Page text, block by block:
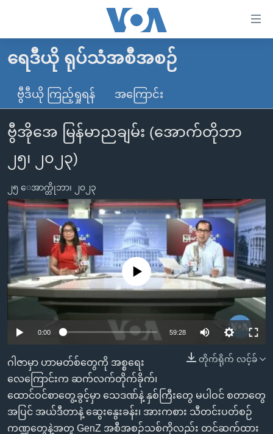
လွယ်ကူ
သည့်
Link
များ
ပင်မ
သို့
ကျော်
ကြည့်
ပင်မ
ညွန်း
ကြည့်
ရန်
ရှာဖွေ
ရန်
နေရာ
မူလစာမျက်နှာ
မြန်မာ
ကမ္ဘာ့သတင်းများ
နိုင်ငံတကာ
အစ္စရေး-ပါလက်စတိုင်း
ဗွီဒီယို
သတင်းလွတ်လပ်ခွင့်
ရပ်ဝန်းတခု လမ်းတခု အလွန်
အင်္ဂလိပ်စာလေ့လာမယ်
အမေရိကန်သုံးအီဒီယံ
မကြေးမုံရဲ့ အင်္ဂလိပ်စာ
ရုပ်ရှင်ထဲက အင်္ဂလိပ်စာ
သုတပဒေသာ အင်္ဂလိပ်စာ
အပတ်စဉ်ကဏ္ဍများ
ရေဒီယို
တီဗွီ
ရေဒီယိုနှင့်ရုပ်သံ အချက်အလက်များ
ရေဒီယို/တီဗွီအစီအစဉ်
Learning English
ဗွီအိုအေ လူမှုကွန်ယက်များ
ဘာသာစကားများ
ရေဒီယို ရုပ်သံအစီအစဉ်
ဗွီဒီယို ကြည့်ရှုရန် အကြောင်း
ဗွီအိုအေ မြန်မာညချမ်း (အောက်တိုဘာ
၂၅၊ ၂၀၂၃)
၂၅ ေအာက္တိုဘာ၊ ၂၀၂၃
No media source currently available
0:00 59:28
တိုက်ရိုက် လင့်ခ်
ဂါဇာမှာ ဟာမတ်စ်တွေကို အစ္စရေး
လေကြောင်းက ဆက်လက်တိုက်ခိုက်၊
ထောင်ဝင်စာတွေ့ခွင့်မှာ သေဒဏ်နဲ့ နှစ်ကြီးတွေ မပါဝင် စတာတွေ
အပြင် အယ်ဒီတာနဲ့ ဆွေးနွေးခန်း၊ အားကစား သီတင်းပတ်စဉ်
ကဏ္ဍတွေနဲ့အတူ GenZ အစီအစဉ်သစ်ကိုလည်း တင်ဆက်ထား